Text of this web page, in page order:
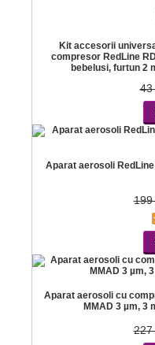
Kit accesorii
compresor RedLine
bebelusi, furtun 2
43
Aparat aerosoli
199
Aparat aerosoli cu
MMAD 3 µm, 3
227